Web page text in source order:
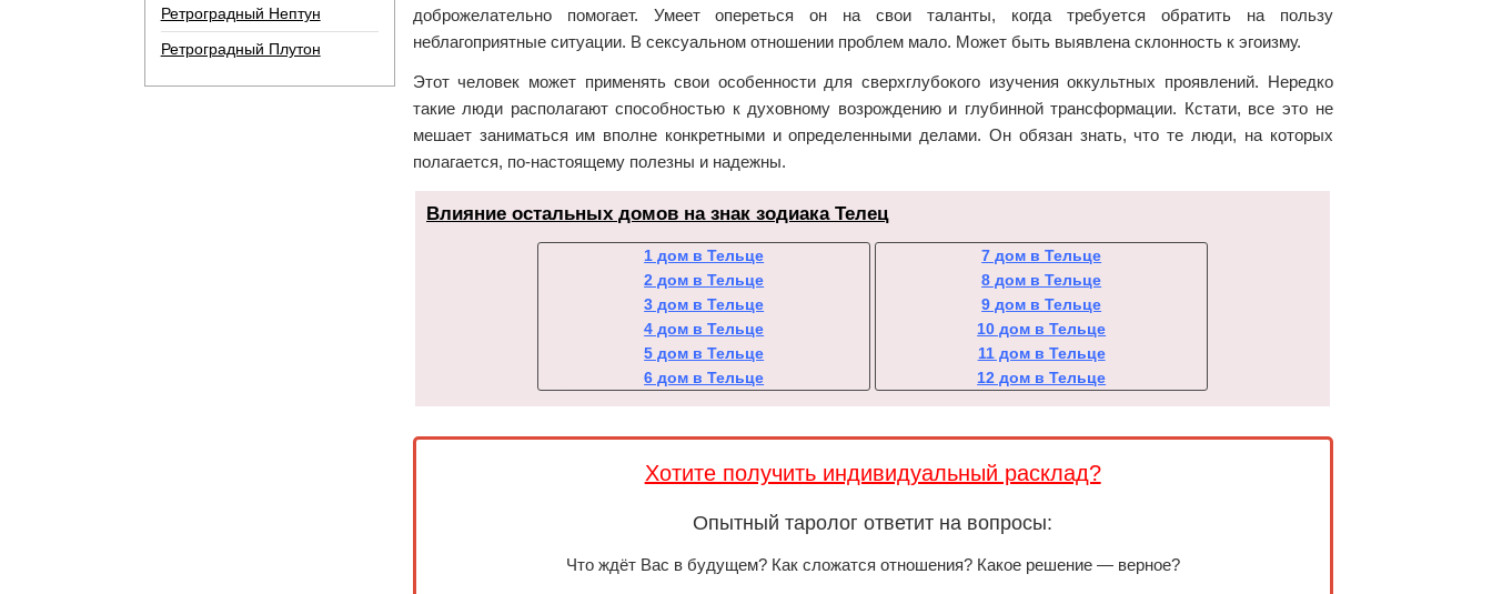
доброжелательно помогает. Умеет опереться он на свои таланты, когда требуется обратить на пользу
неблагоприятные ситуации. В сексуальном отношении проблем мало. Может быть выявлена склонность к эгоизму.
Этот человек может применять свои особенности для сверхглубокого изучения оккультных проявлений. Нередко
такие люди располагают способностью к духовному возрождению и глубинной трансформации. Кстати, все это не
мешает заниматься им вполне конкретными и определенными делами. Он обязан знать, что те люди, на которых
полагается, по-настоящему полезны и надежны.
Влияние остальных домов на знак зодиака Телец
1 дом в Тельце
2 дом в Тельце
3 дом в Тельце
4 дом в Тельце
5 дом в Тельце
6 дом в Тельце
7 дом в Тельце
8 дом в Тельце
9 дом в Тельце
10 дом в Тельце
11 дом в Тельце
12 дом в Тельце
Хотите получить индивидуальный расклад?
Опытный таролог ответит на вопросы:
Что ждёт Вас в будущем? Как сложатся отношения? Какое решение — верное?
Ретроградный Нептун
Ретроградный Плутон